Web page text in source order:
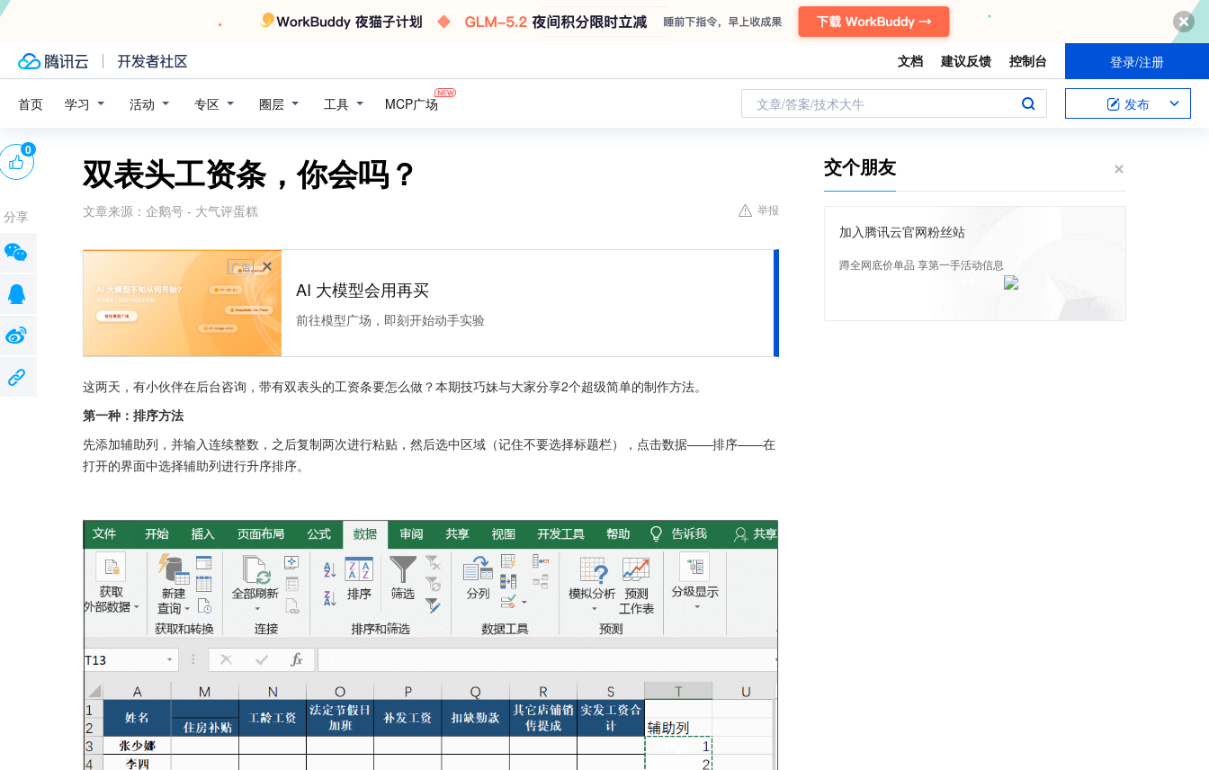
文档 建议反馈 控制台 登录/注册
首页 学习 活动 专区 圈层 工具 MCP广场 文章/答案/技术大牛 发布
双表头工资条，你会吗？
文章来源： 企鹅号 - 大气评蛋糕 举报
广告
AI 大模型会用再买
前往模型广场，即刻开始动手实验
这两天，有小伙伴在后台咨询，带有双表头的工资条要怎么做？本期技巧妹与大家分享2个超级简单的制作方法。
第一种：排序方法
先添加辅助列，并输入连续整数，之后复制两次进行粘贴，然后选中区域（记住不要选择标题栏），点击数据——排序——在
打开的界面中选择辅助列进行升序排序。
0
分享
交个朋友
加入腾讯云官网粉丝站
蹲全网底价单品 享第一手活动信息